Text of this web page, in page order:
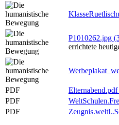
P1010262.jpg
errichtete
PDF
PDF
PDF